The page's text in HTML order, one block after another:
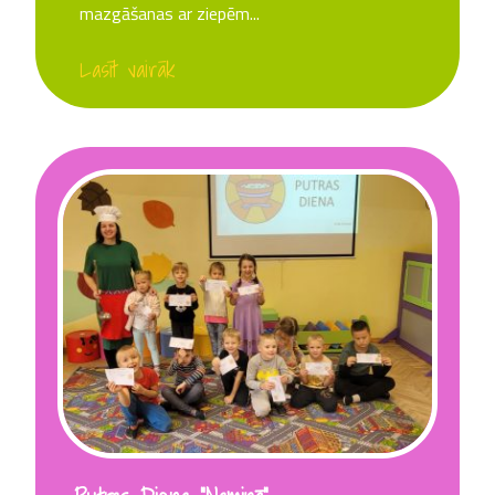
mazgāšanas ar ziepēm...
Lasīt vairāk